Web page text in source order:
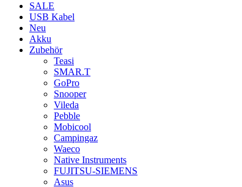
SALE
USB Kabel
Neu
Akku
Zubehör
Teasi
SMAR.T
GoPro
Snooper
Vileda
Pebble
Mobicool
Campingaz
Waeco
Native Instruments
FUJITSU-SIEMENS
Asus